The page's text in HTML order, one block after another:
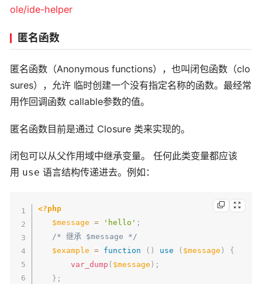
ole/ide-helper
匿名函数
匿名函数（Anonymous functions），也叫闭包函数（clo
sures），允许 临时创建一个没有指定名称的函数。最经常
用作回调函数 callable参数的值。
匿名函数目前是通过 Closure 类来实现的。
闭包可以从父作用域中继承变量。 任何此类变量都应该
用 use 语言结构传递进去。例如：
<?php
$message
= 'hello' ;
/* 继承 $message */
$example
= function ( ) use ( $message )
{
var_dump ( $message ) ;
} ;